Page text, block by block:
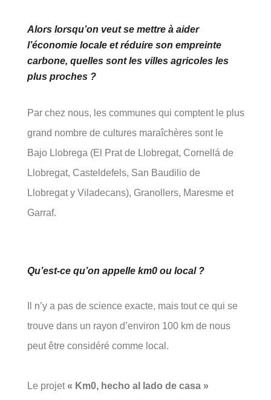
Alors lorsqu’on veut se mettre à aider
l’économie locale et réduire son empreinte
carbone, quelles sont les villes agricoles les
plus proches ?
Par chez nous, les communes qui comptent le plus
grand nombre de cultures maraîchères sont le
Bajo Llobrega (El Prat de Llobregat, Cornellá de
Llobregat, Casteldefels, San Baudilio de
Llobregat y Viladecans), Granollers, Maresme et
Garraf.
Qu’est-ce qu’on appelle km0 ou local ?
Il n’y a pas de science exacte, mais tout ce qui se
trouve dans un rayon d’environ 100 km de nous
peut être considéré comme local.
Le projet« Km0, hecho al lado de casa »